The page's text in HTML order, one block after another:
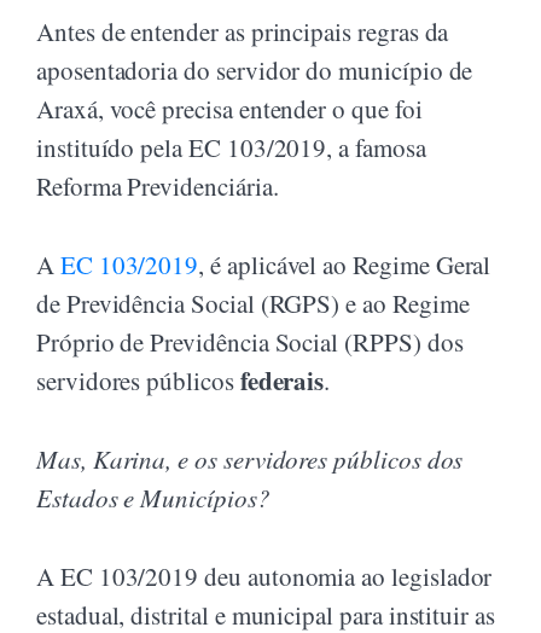
Antes de entender as principais regras da
aposentadoria do servidor do município de
Araxá, você precisa entender o que foi
instituído pela EC 103/2019, a famosa
Reforma Previdenciária.
AEC 103/2019, é aplicável ao Regime Geral
de Previdência Social (RGPS) e ao Regime
Próprio de Previdência Social (RPPS) dos
servidores públicosfederais.
Mas, Karina, e os servidores públicos dos
Estados e Municípios?
A EC 103/2019 deu autonomia ao legislador
estadual, distrital e municipal para instituir as